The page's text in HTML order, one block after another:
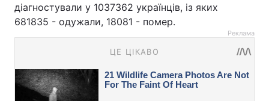
діагностували у 1037362 українців, із яких
681835 - одужали, 18081 - помер.
Реклама